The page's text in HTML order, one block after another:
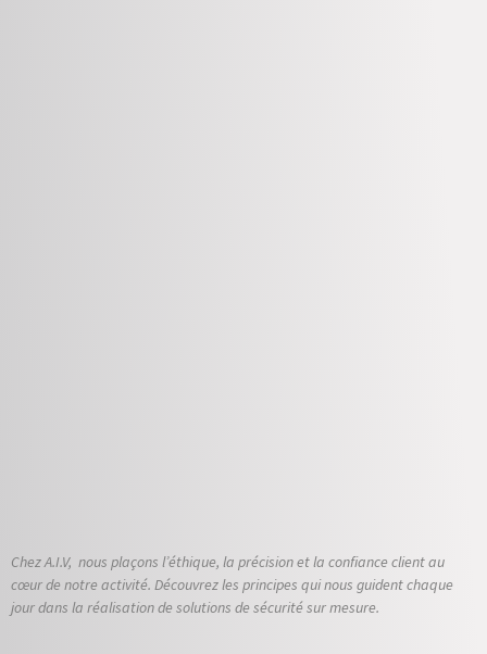
Chez A.I.V, nous plaçons l’éthique, la précision et la confiance client au
cœur de notre activité. Découvrez les principes qui nous guident chaque
jour dans la réalisation de solutions de sécurité sur mesure.